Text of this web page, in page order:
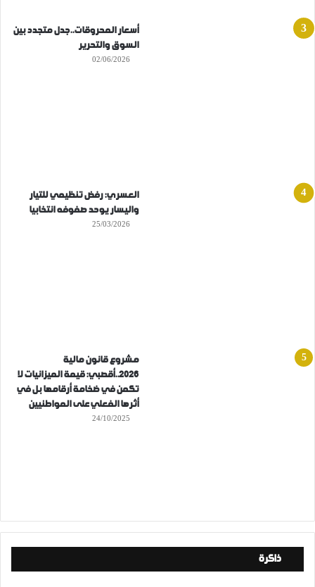
أسعار المحروقات..جدل متجدد بين
السوق والتحرير
02/06/2026
العسري: رفض تنظيمي للتيار
واليسار يوحد صفوفه انتخابيا
25/03/2026
مشروع قانون مالية
2026..أقصبي: قيمة الميزانيات لا
تكمن في ضخامة أرقامها بل في
أثرها الفعلي على المواطنيين
24/10/2025
ذاكرة